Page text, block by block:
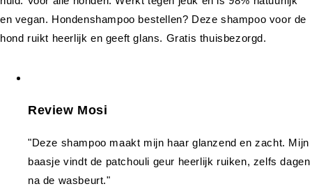
Review Mosi
"Deze shampoo maakt mijn haar glanzend en zacht. Mijn
baasje vindt de patchouli geur heerlijk ruiken, zelfs dagen
na de wasbeurt."